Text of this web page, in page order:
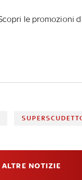
le promozioni
NOTIZIE